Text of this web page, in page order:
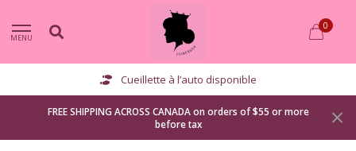
MENU
0
Cueillette à l’auto disponible
FREE SHIPPING ACROSS CANADA on orders of $55 or more
before tax